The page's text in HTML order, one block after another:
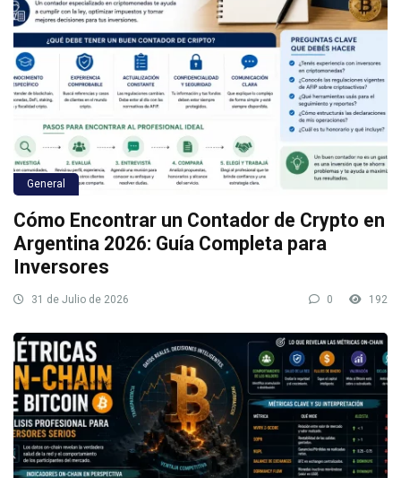
General
Cómo Encontrar un Contador de Crypto en
Argentina 2026: Guía Completa para
Inversores
31 de Julio de 2026 0 192